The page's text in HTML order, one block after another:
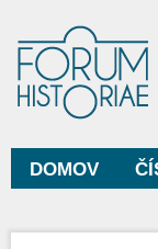
Hlavné menu
DOMOV